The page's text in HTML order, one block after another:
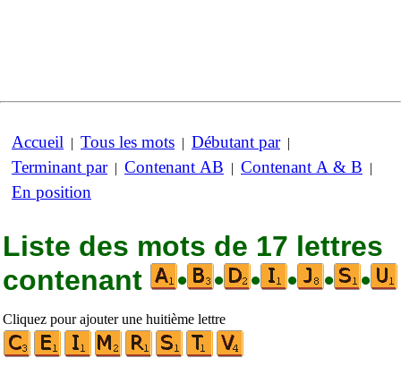
Accueil | Tous les mots | Débutant par|
Terminant par| Contenant AB | Contenant A & B |
En position
Liste des mots de 17 lettres
contenant
• • • • • •
Cliquez pour ajouter une huitième lettre